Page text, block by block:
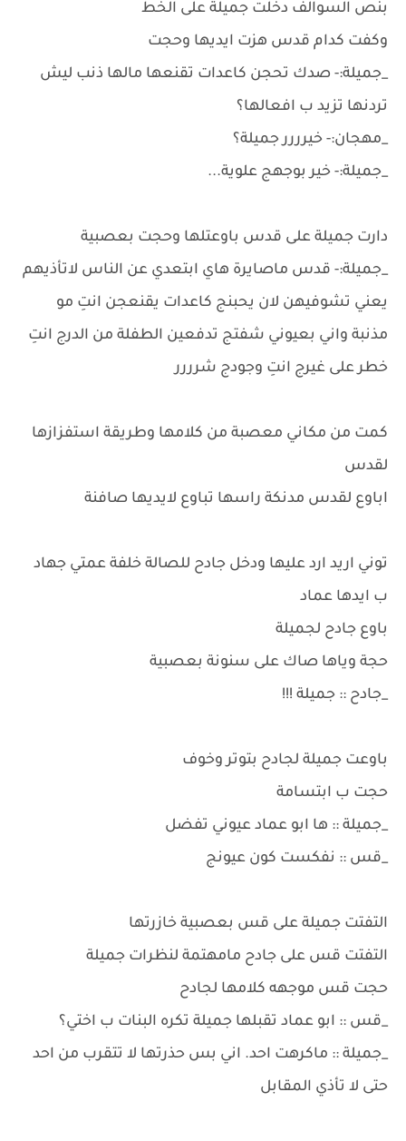
بنص السوالف دخلت جميلة على الخط
وكفت كدام قدس هزت ايديها وحجت
_جميلة:- صدك تحجن كاعدات تقنعها مالها ذنب ليش
تردنها تزيد ب افعالها؟
_مهجان:- خيرررر جميلة؟
_جميلة:- خير بوجهج علوية...
دارت جميلة على قدس باوعتلها وحجت بعصبية
_جميلة:- قدس ماصايرة هاي ابتعدي عن الناس لاتأذيهم
يعني تشوفيهن لان يحبنج كاعدات يقنعجن انتِ مو
مذنبة واني بعيوني شفتج تدفعين الطفلة من الدرج انتِ
خطر على غيرج انتِ وجودج شرررر
كمت من مكاني معصبة من كلامها وطريقة استفزازها
لقدس
اباوع لقدس مدنكة راسها تباوع لايديها صافنة
توني اريد ارد عليها ودخل جادح للصالة خلفة عمتي جهاد
ب ايدها عماد
باوع جادح لجميلة
حجة وياها صاك على سنونة بعصبية
_جادح :: جميلة !!!
باوعت جميلة لجادح بتوتر وخوف
حجت ب ابتسامة
_جميلة :: ها ابو عماد عيوني تفضل
_قس :: نفكست كون عيونج
التفتت جميلة على قس بعصبية خازرتها
التفتت قس على جادح مامهتمة لنظرات جميلة
حجت قس موجهه كلامها لجادح
_قس :: ابو عماد تقبلها جميلة تكره البنات ب اختي؟
_جميلة :: ماكرهت احد. اني بس حذرتها لا تتقرب من احد
حتى لا تأذي المقابل